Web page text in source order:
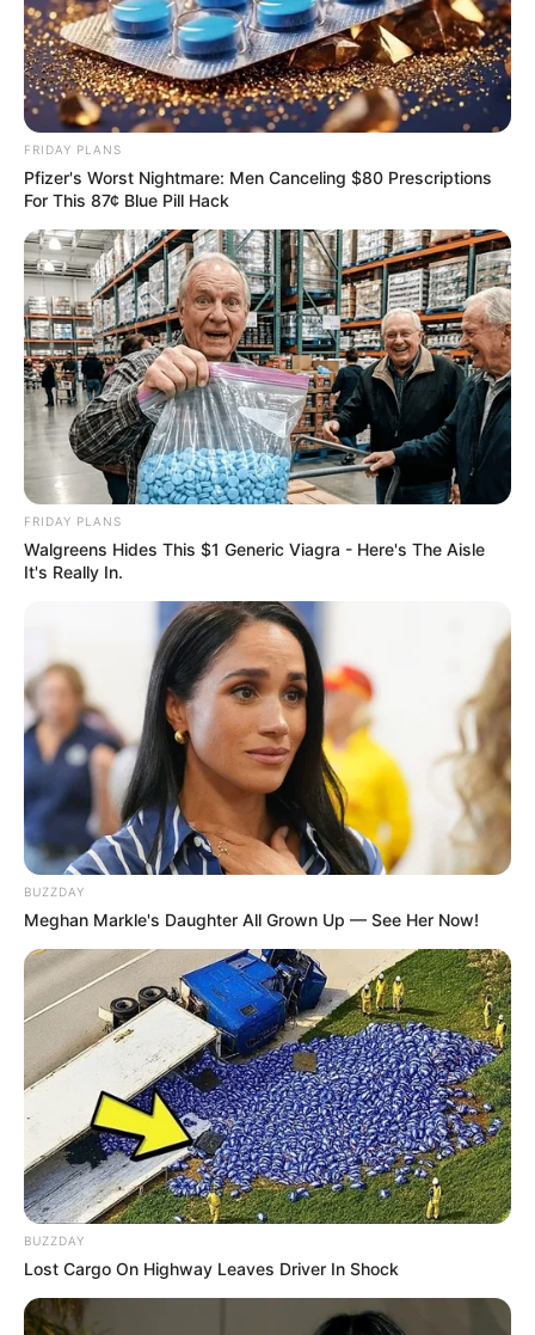
Men 45+ Are Trying This To Perform Better
MEDVI
Feeling Tired? Here's The Trick To Perform Better
MEDVI
This New Will Give You An Erection After +45
MEDVI
CVS Hides This $1 Generic Viagra - Here's The Aisle
It's Really In.
FRIDAY PLANS
FRIDAY PLANS
Pfizer's Worst Nightmare: Men Canceling $80 Prescriptions
For This 87¢ Blue Pill Hack
FRIDAY PLANS
Walgreens Hides This $1 Generic Viagra - Here's The Aisle
It's Really In.
BUZZDAY
Meghan Markle's Daughter All Grown Up — See Her Now!
BUZZDAY
Lost Cargo On Highway Leaves Driver In Shock